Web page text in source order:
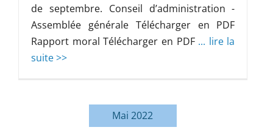
de septembre. Conseil d’administration -
Assemblée générale Télécharger en PDF
Rapport moral Télécharger en PDF ... lire la
suite >>
Mai 2022